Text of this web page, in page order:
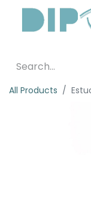
All Products